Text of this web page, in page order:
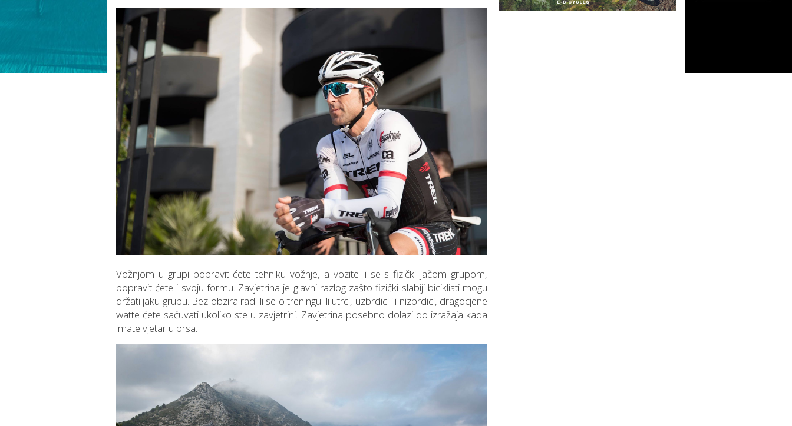
Vožnjom u grupi popravit ćete tehniku vožnje, a vozite li se s fizički jačom grupom,
popravit ćete i svoju formu. Zavjetrina je glavni razlog zašto fizički slabiji biciklisti mogu
držati jaku grupu. Bez obzira radi li se o treningu ili utrci, uzbrdici ili nizbrdici, dragocjene
watte ćete sačuvati ukoliko ste u zavjetrini. Zavjetrina posebno dolazi do izražaja kada
imate vjetar u prsa.